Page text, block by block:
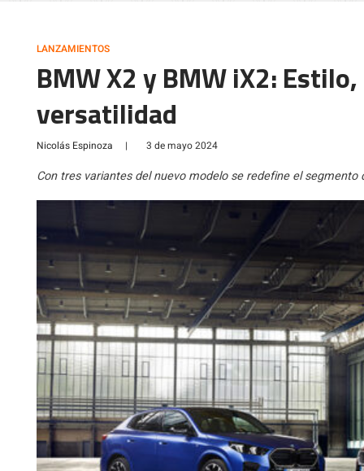
LANZAMIENTOS
BMW X2 y BMW iX2:
versatilidad
Nicolás Espinoza | 3 de mayo 2024
Con tres variantes del nuevo modelo se redefine el segmento